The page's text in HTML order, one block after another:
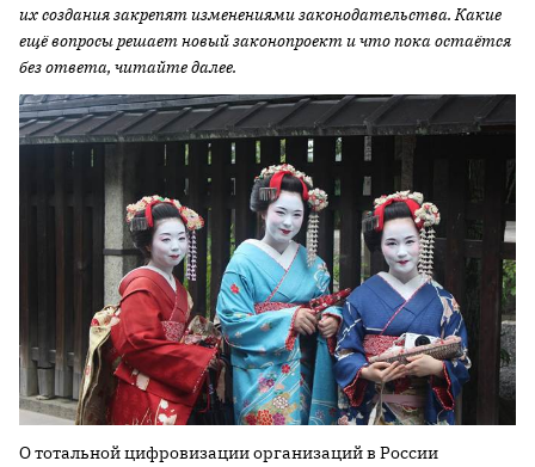
их создания закрепят изменениями законодательства. Какие
ещё вопросы решает новый законопроект и что пока остаётся
без ответа, читайте далее.
О тотальной цифровизации организаций в России